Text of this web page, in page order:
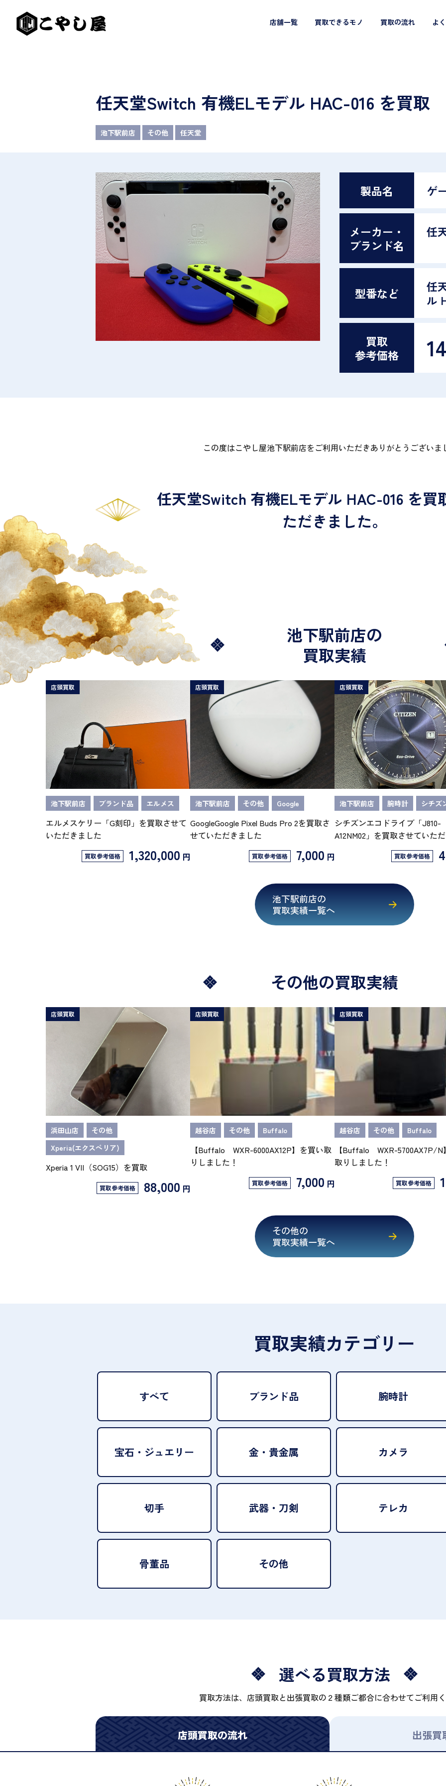
店舗一覧 買取できるモノ 買取の流れ よ
任天堂Switch 有機ELモデル HAC-016 を買取
池下駅前店 その他 任天堂
製品名 ゲ
メーカー・
ブランド名
任
型番など
任
ル
買取
参考価格
この度はこやし屋池下駅前店をご利用いただきありがとうございま
任天堂Switch 有機ELモデル HAC-016 を買
ただきました。
池下駅前店の
買取実績
店頭買取
池下駅前店 ブランド品 エルメス
エルメスケリー「G刻印」を買取させて
いただきました
買取参考価格 1,320,000 円
店頭買取
池下駅前店 その他 Google
GoogleGoogle Pixel Buds Pro 2を買取さ
せていただきました
買取参考価格 7,000 円
店頭買取
池下駅前店 腕時計 シチズ
シチズンエコドライブ「J810-
A12NM02」を買取させていた
買取参考価格
池下駅前店の
買取実績一覧へ
その他の買取実績
店頭買取
浜田山店
その他
Xperia(エクスペリア)
Xperia 1 VII（SOG15）を買取
買取参考価格 88,000 円
店頭買取
越谷店 その他 Buffalo
【Buffalo WXR-6000AX12P】を買い取
りしました！
買取参考価格 7,000 円
店頭買取
越谷店 その他 Buffalo
【Buffalo WXR-5700AX7P/N
取りしました！
買取参考価格
その他の
買取実績一覧へ
買取実績カテゴリー
すべて ブランド品 腕時計
宝石・ ジュエリー 金・貴金属 カメラ
切手 武器・刀剣 テレカ
骨董品 その他
選べる買取方法
買取方法は、店頭買取と出張買取の２種類ご都合に合わせてご利用
店頭買取の流れ 出張買